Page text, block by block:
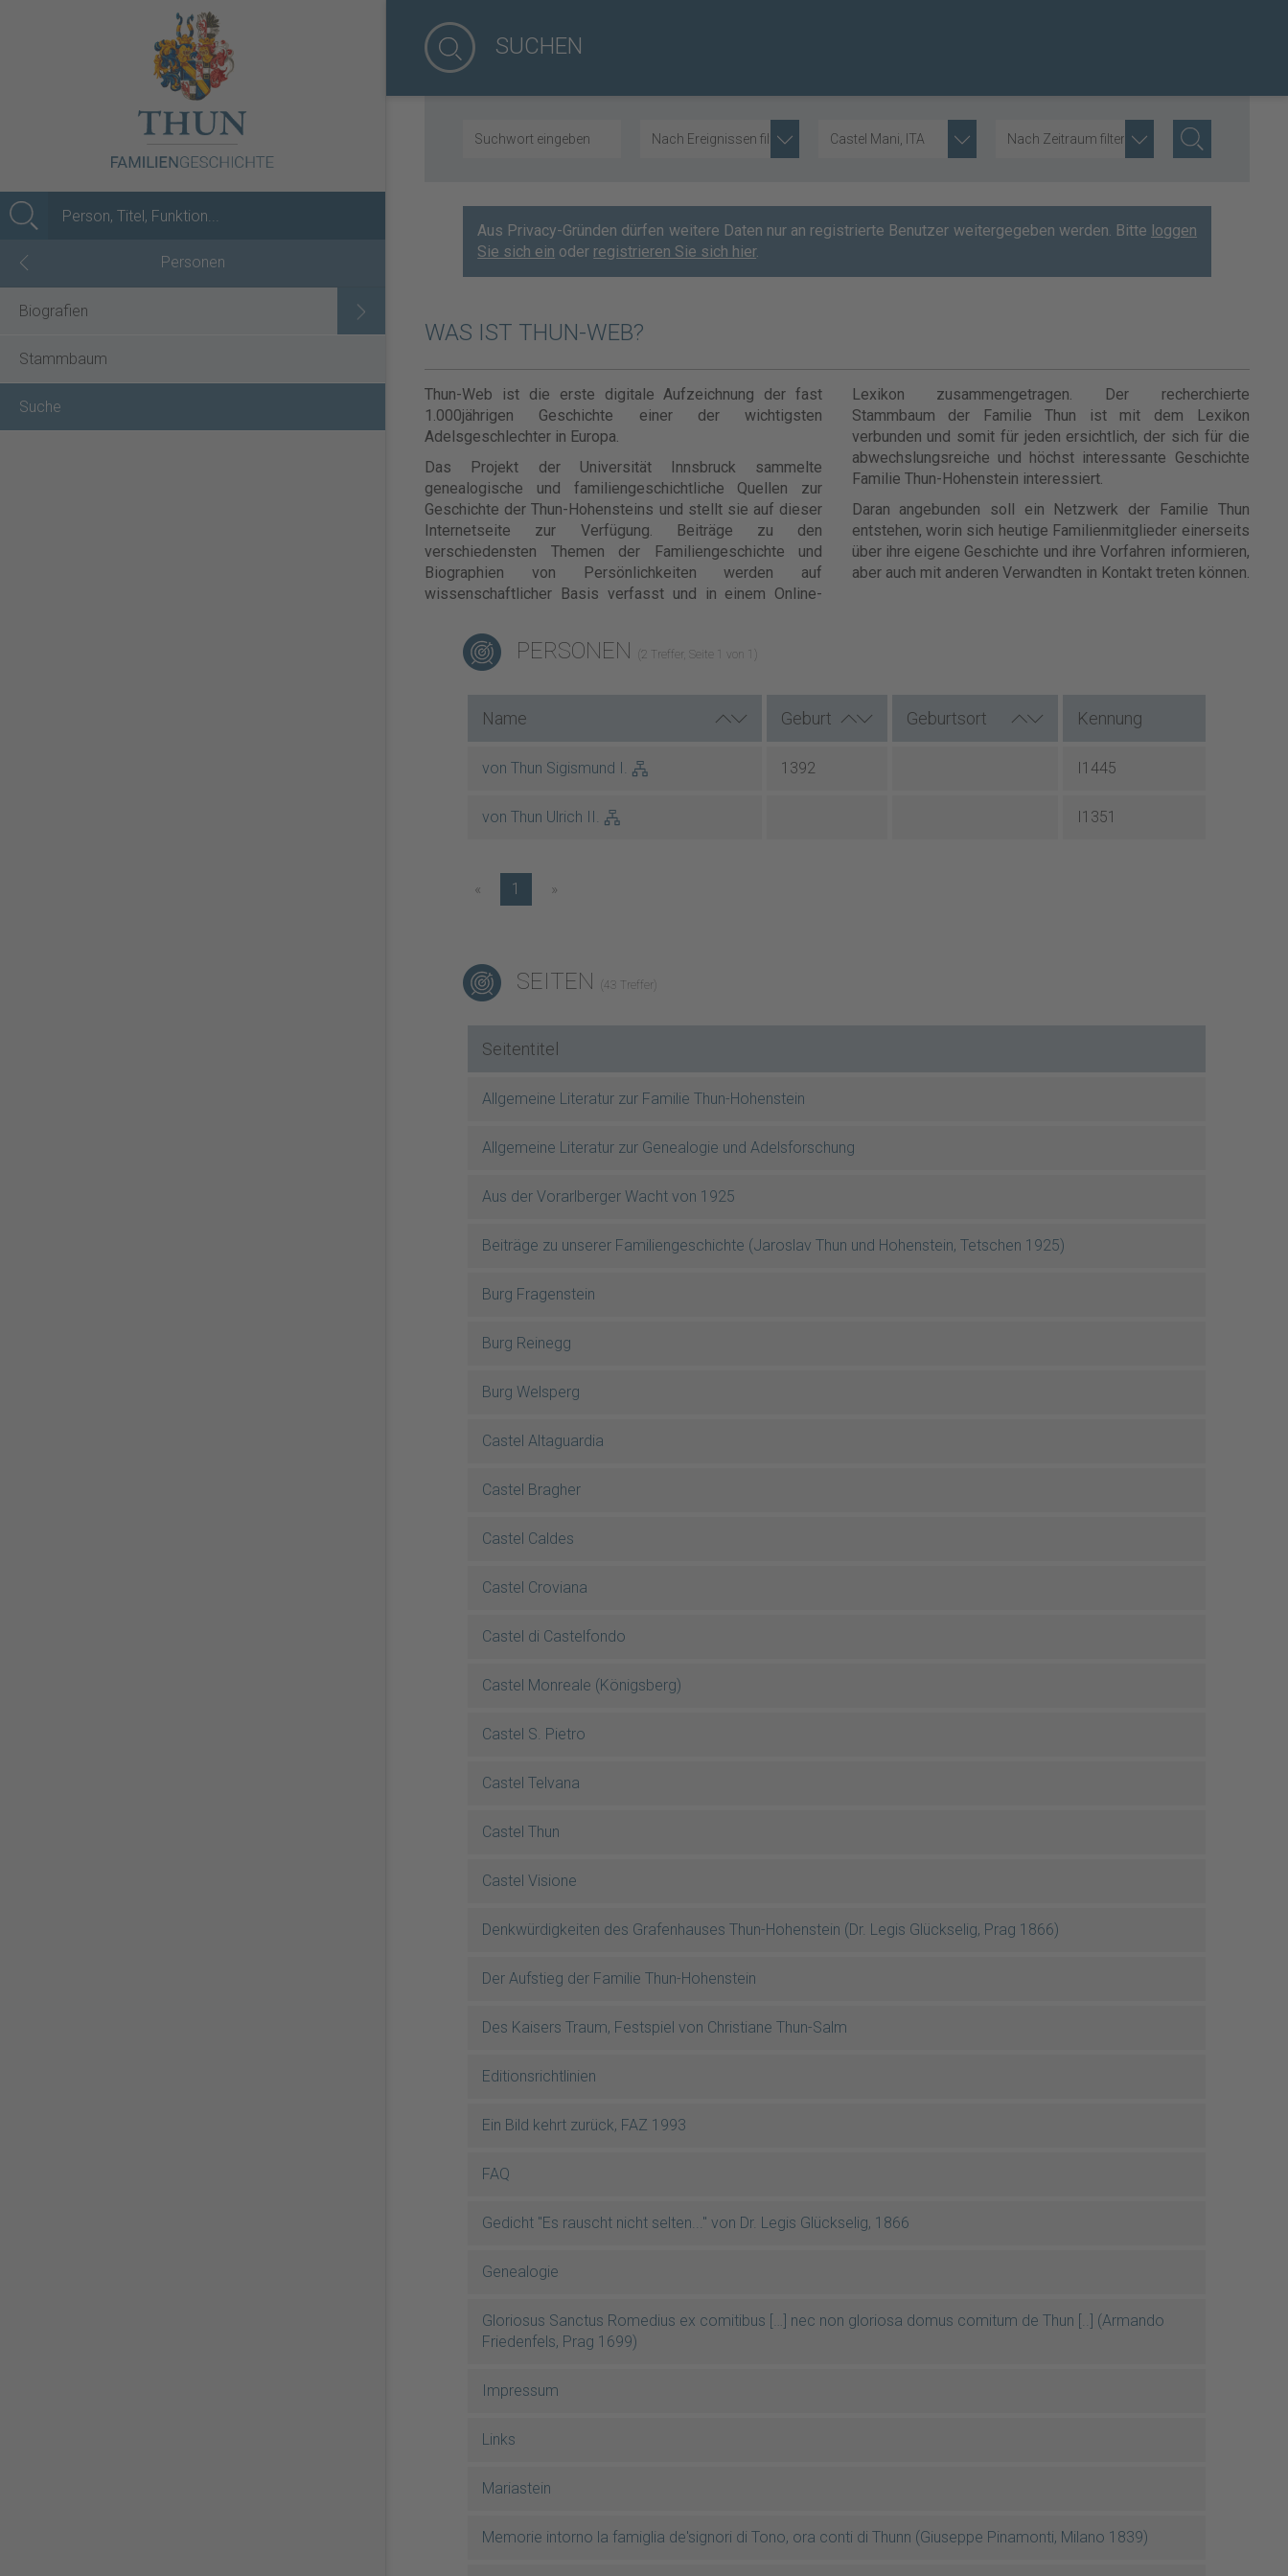
Personen
Biografien
Stammbaum
Suche
Nach Ereignissen filtern Castel Mani, ITA Nach Zeitraum filtern
Aus Privacy-Gründen dürfen weitere Daten nur an registrierte Benutzer weitergegeben werden. Bitte loggen
Sie sich ein oder registrieren Sie sich hier.
WAS IST THUN-WEB?
Thun-Web ist die erste digitale Aufzeichnung der fast
1.000jährigen Geschichte einer der wichtigsten
Adelsgeschlechter in Europa.
Das Projekt der Universität Innsbruck sammelte
genealogische und familiengeschichtliche Quellen zur
Geschichte der Thun-Hohensteins und stellt sie auf dieser
Internetseite zur Verfügung. Beiträge zu den
verschiedensten Themen der Familiengeschichte und
Biographien von Persönlichkeiten werden auf
wissenschaftlicher Basis verfasst und in einem Online-
Lexikon zusammengetragen. Der recherchierte
Stammbaum der Familie Thun ist mit dem Lexikon
verbunden und somit für jeden ersichtlich, der sich für die
abwechslungsreiche und höchst interessante Geschichte
Familie Thun-Hohenstein interessiert.
Daran angebunden soll ein Netzwerk der Familie Thun
entstehen, worin sich heutige Familienmitglieder einerseits
über ihre eigene Geschichte und ihre Vorfahren informieren,
aber auch mit anderen Verwandten in Kontakt treten können.
PERSONEN (2 Treffer, Seite 1 von 1)
Name Geburt Geburtsort Kennung
von Thun Sigismund I. 1392 I1445
von Thun Ulrich II. I1351
« 1 »
SEITEN (43 Treffer)
Seitentitel
Allgemeine Literatur zur Familie Thun-Hohenstein
Allgemeine Literatur zur Genealogie und Adelsforschung
Aus der Vorarlberger Wacht von 1925
Beiträge zu unserer Familiengeschichte (Jaroslav Thun und Hohenstein, Tetschen 1925)
Burg Fragenstein
Burg Reinegg
Burg Welsperg
Castel Altaguardia
Castel Bragher
Castel Caldes
Castel Croviana
Castel di Castelfondo
Castel Monreale (Königsberg)
Castel S. Pietro
Castel Telvana
Castel Thun
Castel Visione
Denkwürdigkeiten des Grafenhauses Thun-Hohenstein (Dr. Legis Glückselig, Prag 1866)
Der Aufstieg der Familie Thun-Hohenstein
Des Kaisers Traum, Festspiel von Christiane Thun-Salm
Editionsrichtlinien
Ein Bild kehrt zurück, FAZ 1993
FAQ
Gedicht "Es rauscht nicht selten..." von Dr. Legis Glückselig, 1866
Genealogie
Gloriosus Sanctus Romedius ex comitibus […] nec non gloriosa domus comitum de Thun [..] (Armando
Friedenfels, Prag 1699)
Impressum
Links
Mariastein
Memorie intorno la famiglia de'signori di Tono, ora conti di Thunn (Giuseppe Pinamonti, Milano 1839)
SUCHEN